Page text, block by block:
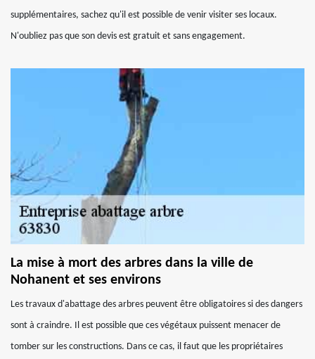
supplémentaires, sachez qu'il est possible de venir visiter ses locaux.
N'oubliez pas que son devis est gratuit et sans engagement.
La mise à mort des arbres dans la ville de
Nohanent et ses environs
Les travaux d'abattage des arbres peuvent être obligatoires si des dangers
sont à craindre. Il est possible que ces végétaux puissent menacer de
tomber sur les constructions. Dans ce cas, il faut que les propriétaires